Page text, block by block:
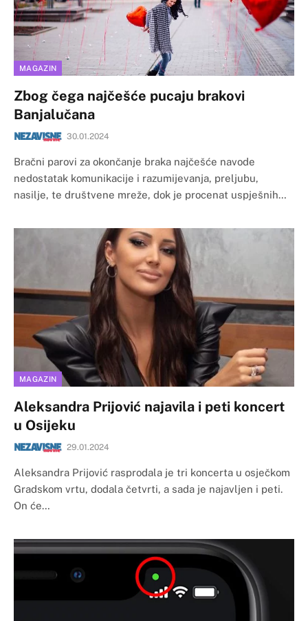
MAGAZIN
Zbog čega najčešće pucaju brakovi
Banjalučana
30.01.2024
Bračni parovi za okončanje braka najčešće navode
nedostatak komunikacije i razumijevanja, preljubu,
nasilje, te društvene mreže, dok je procenat uspješnih…
MAGAZIN
Aleksandra Prijović najavila i peti koncert
u Osijeku
29.01.2024
Aleksandra Prijović rasprodala je tri koncerta u osječkom
Gradskom vrtu, dodala četvrti, a sada je najavljen i peti.
On će…